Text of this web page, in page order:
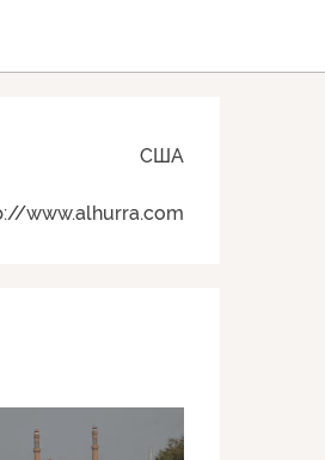
США
www.alhurra.com